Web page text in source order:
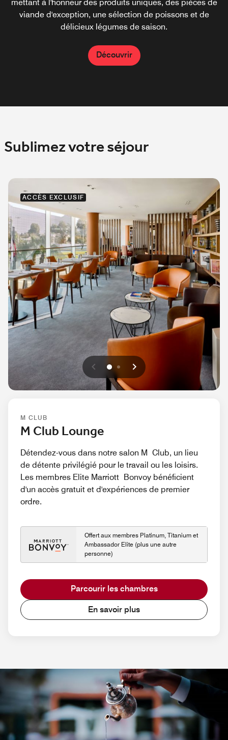
mettant à l'honneur des produits uniques, des pièces de
viande d'exception, une sélection de poissons et de
délicieux légumes de saison.
Découvrir
parfaitement à un design contemporain.
Découvrir
cœur de la capitale du Maroc.
Découvrir
Sublimez votre séjour
ACCÈS EXCLUSIF
Précédent
0 1 Suivant
M CLUB
M Club Lounge
Détendez-vous dans notre salon M Club, un lieu
de détente privilégié pour le travail ou les loisirs.
Les membres Elite Marriott Bonvoy bénéficient
d'un accès gratuit et d'expériences de premier
ordre.
Offert aux membres Platinum, Titanium et
Ambassador Elite (plus une autre
personne)
Parcourir les chambres
En savoir plus